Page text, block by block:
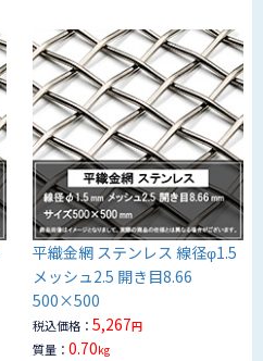
平織金網 ステンレス 線径φ1.5
メッシュ2.5 開き目8.66
500×500
税込価格：5,267円
質量：0.70kg